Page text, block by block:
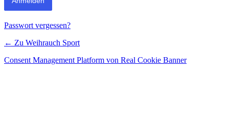
Alternative:
Passwort vergessen?
← Zu Weihrauch Sport
Consent Management Platform von Real Cookie Banner